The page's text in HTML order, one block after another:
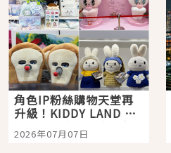
角色IP粉絲購物天堂再
升級！KIDDY LAND 原
宿店吉伊卡哇迎客，新
開幕 OMOKADO 店3分
2026年07月07日